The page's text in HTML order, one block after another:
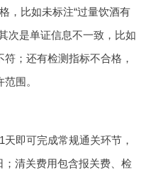
，比如未标注“过量饮酒有
次是单证信息不一致，比如
；还有检测指标不合格，
围。
即可完成常规通关环节，
清关费用包含报关费、检